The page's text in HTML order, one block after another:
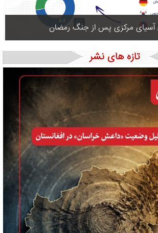
آسیای مرکزی پس از جنگ رمضان
تازه های نشر